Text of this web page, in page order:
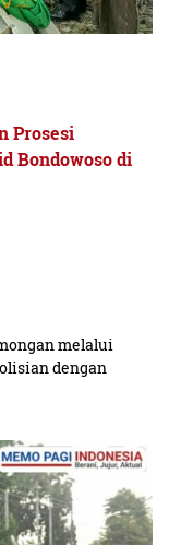
Prosesi
Bondowoso di
melalui
dengan